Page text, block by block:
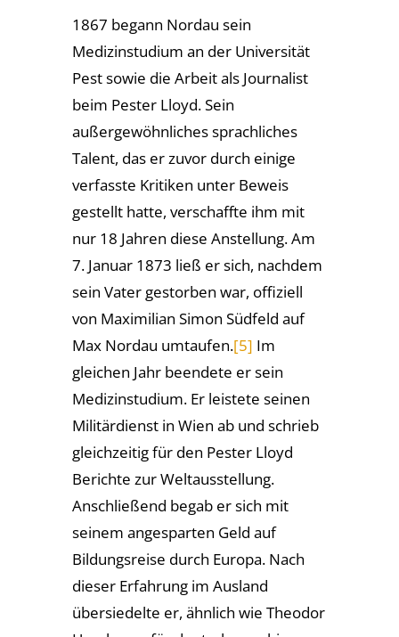
1867 begann Nordau sein
Medizinstudium an der Universität
Pest sowie die Arbeit als Journalist
beim Pester Lloyd. Sein
außergewöhnliches sprachliches
Talent, das er zuvor durch einige
verfasste Kritiken unter Beweis
gestellt hatte, verschaffte ihm mit
nur 18 Jahren diese Anstellung. Am
7. Januar 1873 ließ er sich, nachdem
sein Vater gestorben war, offiziell
von Maximilian Simon Südfeld auf
Max Nordau umtaufen.[5] Im
gleichen Jahr beendete er sein
Medizinstudium. Er leistete seinen
Militärdienst in Wien ab und schrieb
gleichzeitig für den Pester Lloyd
Berichte zur Weltausstellung.
Anschließend begab er sich mit
seinem angesparten Geld auf
Bildungsreise durch Europa. Nach
dieser Erfahrung im Ausland
übersiedelte er, ähnlich wie Theodor